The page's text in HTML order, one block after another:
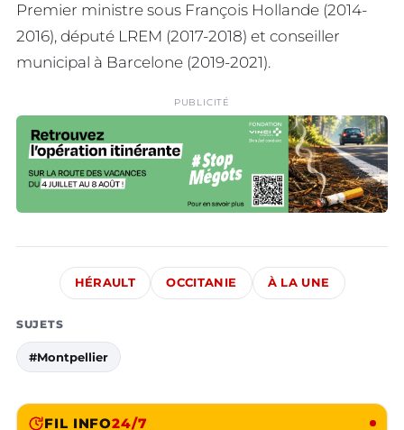
Premier ministre sous François Hollande (2014-
2016), député LREM (2017-2018) et conseiller
municipal à Barcelone (2019-2021).
PUBLICITÉ
HÉRAULT OCCITANIE À LA UNE
SUJETS
#Montpellier
FIL INFO24/7